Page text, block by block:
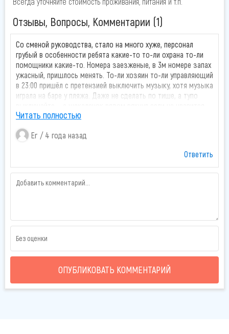
Бесплатная автостоянка.
Удобства в номерах
Комфортабельные номера: душ, туалет, кондиционер,
минибар, телефон, цифровое телевидение.
Отзывы, Вопросы, Комментарии (1)
Со сменой руководства, стало на много хуже, персонал
грубый в особенности ребята какие-то то-ли охрана то-ли
помощники какие-то. Номера заезженые, в 3м номере запах
ужасный, пришлось менять. То-ли хозяин то-ли управляющий
в 23:00 пришёл с претензией выключить музыку, хотя музыка
играла на баре у пляжа. Даже не сделать по тише, а тупо
можете съезжать с отеля.
проблем, вот что значит что в управление ставят не
Читать полностью
Er
4 года назад
Ответить
ОПУБЛИКОВАТЬ КОММЕНТАРИЙ